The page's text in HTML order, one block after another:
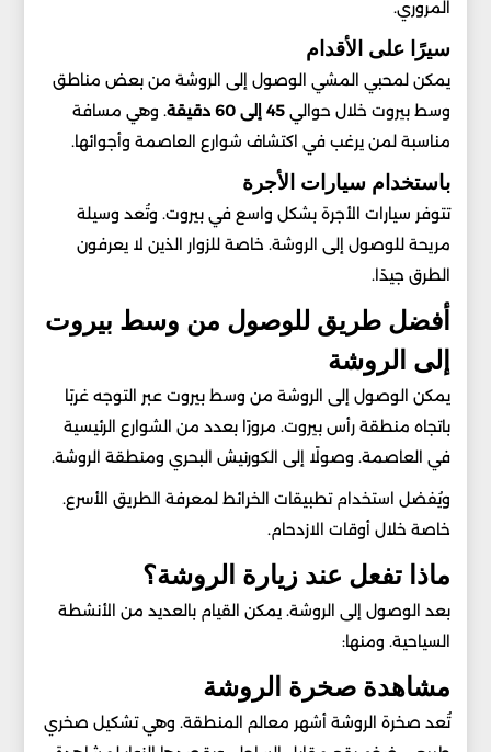
المروري.
سيرًا على الأقدام
يمكن لمحبي المشي الوصول إلى الروشة من بعض مناطق
وسط بيروت خلال حوالي45 إلى 60 دقيقة
. وهي مسافة
مناسبة لمن يرغب في اكتشاف شوارع العاصمة وأجوائها.
باستخدام سيارات الأجرة
تتوفر سيارات الأجرة بشكل واسع في بيروت. وتُعد وسيلة
مريحة للوصول إلى الروشة. خاصة للزوار الذين لا يعرفون
الطرق جيدًا.
أفضل طريق للوصول من وسط بيروت
إلى الروشة
يمكن الوصول إلى الروشة من وسط بيروت عبر التوجه غربًا
باتجاه منطقة رأس بيروت. مرورًا بعدد من الشوارع الرئيسية
في العاصمة. وصولًا إلى الكورنيش البحري ومنطقة الروشة.
ويُفضل استخدام تطبيقات الخرائط لمعرفة الطريق الأسرع.
خاصة خلال أوقات الازدحام.
ماذا تفعل عند زيارة الروشة؟
بعد الوصول إلى الروشة. يمكن القيام بالعديد من الأنشطة
السياحية. ومنها:
مشاهدة صخرة الروشة
تُعد صخرة الروشة أشهر معالم المنطقة. وهي تشكيل صخري